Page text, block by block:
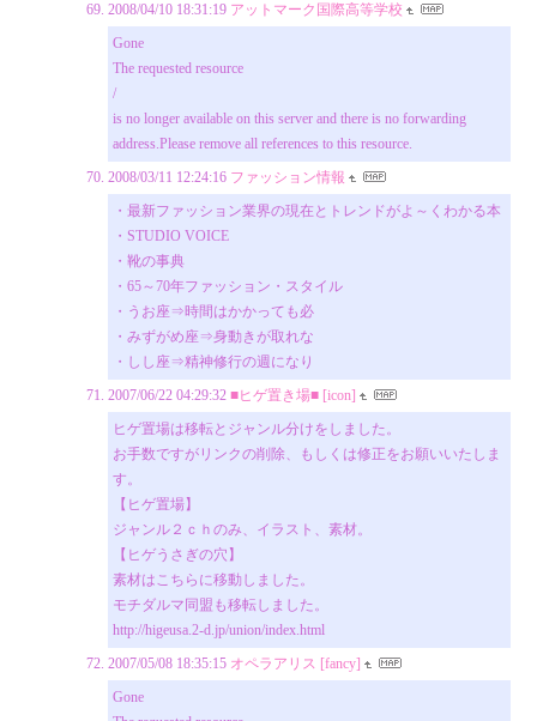
2008/04/10 18:31:19 アットマーク国際高等学校
Gone
The requested resource
/
is no longer available on this server and there is no forwarding
address.Please remove all references to this resource.
2008/03/11 12:24:16 ファッション情報
・最新ファッション業界の現在とトレンドがよ～くわかる本
・STUDIO VOICE
・靴の事典
・65～70年ファッション・スタイル
・うお座⇒時間はかかっても必
・みずがめ座⇒身動きが取れな
・しし座⇒精神修行の週になり
2007/06/22 04:29:32 ■ヒゲ置き場■ [icon]
ヒゲ置場は移転とジャンル分けをしました。
お手数ですがリンクの削除、もしくは修正をお願いいたしま
す。
【ヒゲ置場】
ジャンル２ｃｈのみ、イラスト、素材。
【ヒゲうさぎの穴】
素材はこちらに移動しました。
モチダルマ同盟も移転しました。
http://higeusa.2-d.jp/union/index.html
2007/05/08 18:35:15 オペラアリス [fancy]
Gone